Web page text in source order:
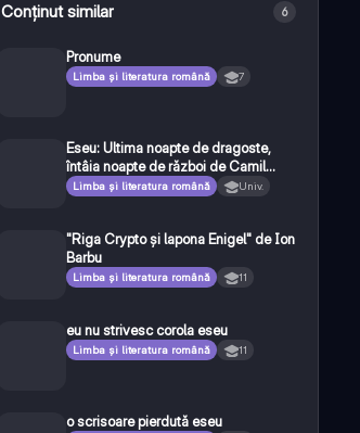
Conținut similar 6
Pronume
Limba și literatura română 7
Eseu: Ultima noapte de dragoste,
întâia noapte de război de Camil
Petrescu
Limba și literatura română Univ.
"Riga Crypto și lapona Enigel" de Ion
Barbu
Limba și literatura română 11
eu nu strivesc corola eseu
Limba și literatura română 11
o scrisoare pierdută eseu